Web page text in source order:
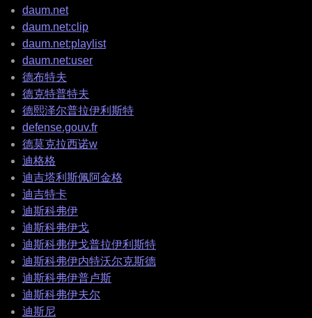
daum.net
daum.net:clip
daum.net:playlist
daum.net:user
德布特夫
德克特普特夫
德熙泽尔普拉伊利斯特
defense.gouv.fr
德莫克拉西诺w
迪格格
迪吉塔利斯佩阿金格
迪吉特卡
迪斯科弗伊
迪斯科弗伊戈
迪斯科弗伊戈普拉伊利斯特
迪斯科弗伊内特沃尔克斯德
迪斯科弗伊普卢斯
迪斯科弗伊夫尔
迪斯尼